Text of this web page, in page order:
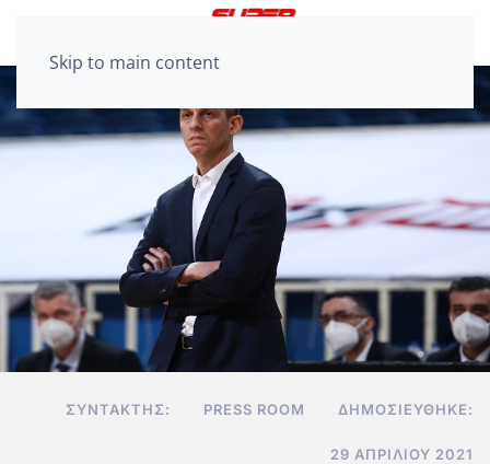
Skip to main content
ΣΥΝΤΆΚΤΗΣ: PRESS ROOM ΔΗΜΟΣΙΕΎΘΗΚΕ:
29 ΑΠΡΙΛΊΟΥ 2021